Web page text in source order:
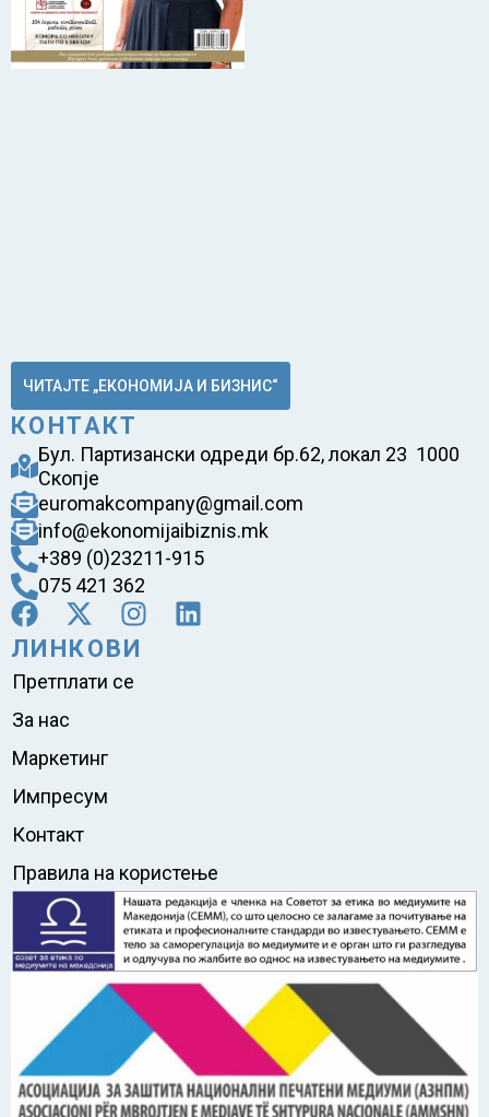
ЧИТАЈТЕ „ЕКОНОМИЈА И БИЗНИС“
КОНТАКТ
Бул. Партизански одреди бр.62, локал 23 1000
Скопје
euromakcompany@gmail.com
info@ekonomijaibiznis.mk
+389 (0)23211-915
075 421 362
ЛИНКОВИ
Претплати се
За нас
Маркетинг
Импресум
Контакт
Правила на користење